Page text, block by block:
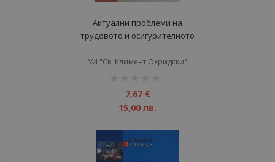
Актуални проблеми на
трудовото и осигурителното
УИ "Св. Климент Охридски"
7,67 €
15,00 лв.